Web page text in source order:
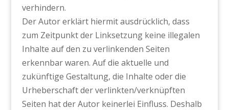
verhindern.
Der Autor erklärt hiermit ausdrücklich, dass
zum Zeitpunkt der Linksetzung keine illegalen
Inhalte auf den zu verlinkenden Seiten
erkennbar waren. Auf die aktuelle und
zukünftige Gestaltung, die Inhalte oder die
Urheberschaft der verlinkten/verknüpften
Seiten hat der Autor keinerlei Einfluss. Deshalb